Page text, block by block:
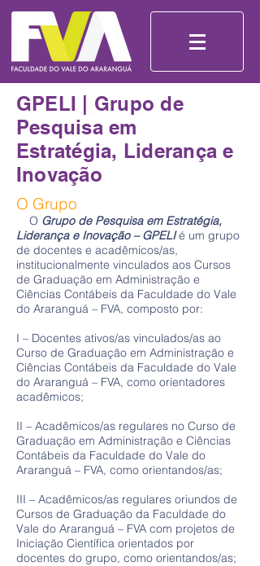
GPELI | Grupo de
Pesquisa em
Estratégia, Liderança e
Inovação
O Grupo
O Grupo de Pesquisa em Estratégia,
Liderança e Inovação – GPELIé um grupo
de docentes e acadêmicos/as,
institucionalmente vinculados aos Cursos
de Graduação em Administração e
Ciências Contábeis da Faculdade do Vale
do Araranguá – FVA, composto por:
I – Docentes ativos/as vinculados/as ao
Curso de Graduação em Administração e
Ciências Contábeis da Faculdade do Vale
do Araranguá – FVA, como orientadores
acadêmicos;
II – Acadêmicos/as regulares no Curso de
Graduação em Administração e Ciências
Contábeis da Faculdade do Vale do
Araranguá – FVA, como orientandos/as;
III – Acadêmicos/as regulares oriundos de
Cursos de Graduação da Faculdade do
Vale do Araranguá – FVA com projetos de
Iniciação Científica orientados por
docentes do grupo, como orientandos/as;